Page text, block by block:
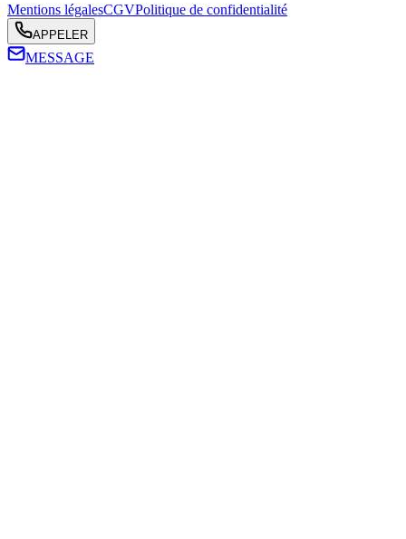
Mentions légalesCGVPolitique de confidentialité
APPELER
MESSAGE